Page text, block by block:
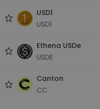
USD1
USD1
Ethena USDe
USDE
Canton
CC